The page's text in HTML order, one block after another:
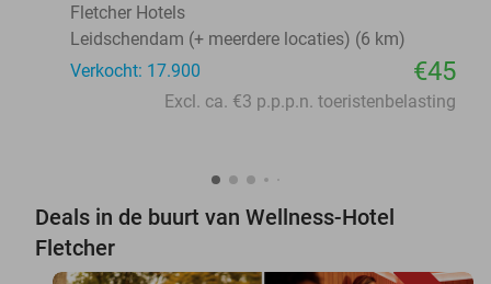
Fletcher Hotels
Leidschendam (+ meerdere locaties) (6 km)
Verkocht: 17.900
€45
Excl. ca. €3 p.p.p.n. toeristenbelasting
Deals in de buurt van Wellness-Hotel
Fletcher